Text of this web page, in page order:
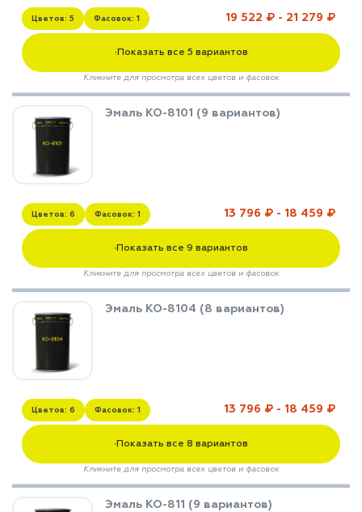
Цветов: 5 Фасовок: 1 19 522 ₽ - 21 279 ₽
▼Показать все 5 вариантов
Кликните для просмотра всех цветов и фасовок
Эмаль КО-8101 (9 вариантов)
Цветов: 6 Фасовок: 1 13 796 ₽ - 18 459 ₽
▼Показать все 9 вариантов
Кликните для просмотра всех цветов и фасовок
Эмаль КО-8104 (8 вариантов)
Цветов: 6 Фасовок: 1 13 796 ₽ - 18 459 ₽
▼Показать все 8 вариантов
Кликните для просмотра всех цветов и фасовок
Эмаль КО-811 (9 вариантов)